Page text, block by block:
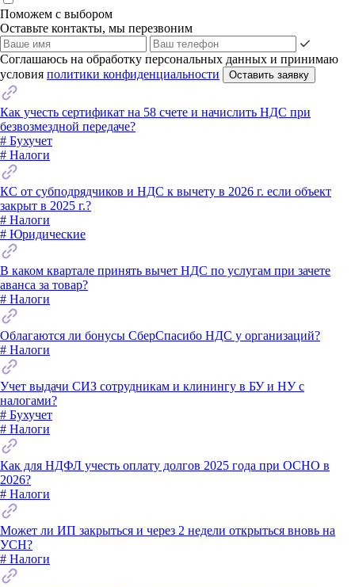
Поможем с выбором
Оставьте контакты, мы перезвоним
Соглашаюсь на обработку персональных данных и принимаю
условия политики конфиденциальности Оставить заявку
Как учесть сертификат на 58 счете и начислить НДС при
безвозмездной передаче?
# Бухучет
# Налоги
КС от субподрядчиков и НДС к вычету в 2026 г. если объект
закрыт в 2025 г.?
# Налоги
# Юридические
В каком квартале принять вычет НДС по услугам при зачете
аванса за товар?
# Налоги
Облагаются ли бонусы СберСпасибо НДС у организаций?
# Налоги
Учет выдачи СИЗ сотрудникам и клинингу в БУ и НУ с
налогами?
# Бухучет
# Налоги
Как для НДФЛ учесть оплату долгов 2025 года при ОСНО в
2026?
# Налоги
Может ли ИП закрыться и через 2 недели открыться вновь на
УСН?
# Налоги